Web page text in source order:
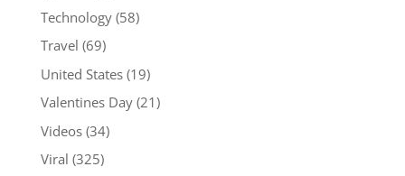
Technology(58)
Travel (69)
United States(19)
Valentines Day(21)
Videos(34)
Viral (325)